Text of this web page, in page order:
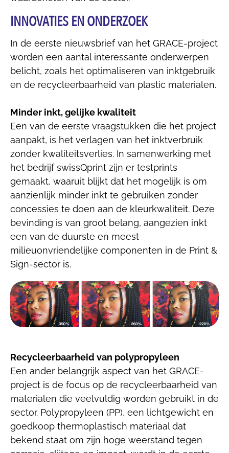
INNOVATIES EN ONDERZOEK
In de eerste nieuwsbrief van het GRACE-project
worden een aantal interessante onderwerpen
belicht, zoals het optimaliseren van inktgebruik
en de recycleerbaarheid van plastic materialen.
Minder inkt, gelijke kwaliteit
Een van de eerste vraagstukken die het project
aanpakt, is het verlagen van het inktverbruik
zonder kwaliteitsverlies. In samenwerking met
het bedrijf swissQprint zijn er testprints
gemaakt, waaruit blijkt dat het mogelijk is om
aanzienlijk minder inkt te gebruiken zonder
concessies te doen aan de kleurkwaliteit. Deze
bevinding is van groot belang, aangezien inkt
een van de duurste en meest
milieuonvriendelijke componenten in de Print &
Sign-sector is.
Recycleerbaarheid van polypropyleen
Een ander belangrijk aspect van het GRACE-
project is de focus op de recycleerbaarheid van
materialen die veelvuldig worden gebruikt in de
sector. Polypropyleen (PP), een lichtgewicht en
goedkoop thermoplastisch materiaal dat
bekend staat om zijn hoge weerstand tegen